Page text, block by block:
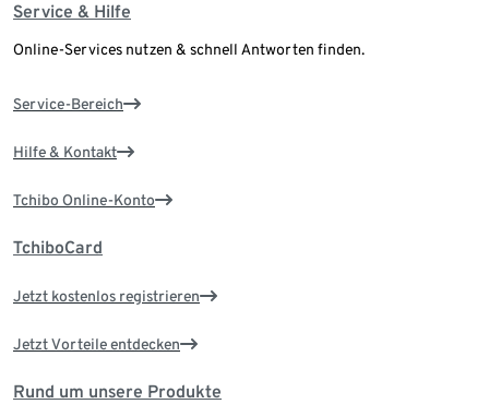
Service & Hilfe
Online-Services nutzen & schnell Antworten finden.
Service-Bereich
Hilfe & Kontakt
Tchibo Online-Konto
TchiboCard
Jetzt kostenlos registrieren
Jetzt Vorteile entdecken
Rund um unsere Produkte